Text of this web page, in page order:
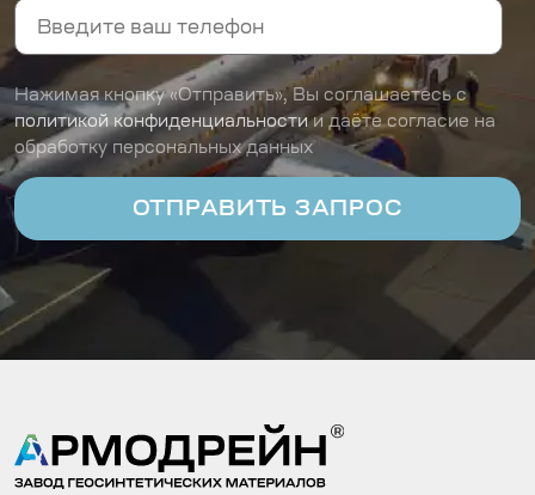
Нажимая кнопку «Отправить», Вы соглашаетесь с
политикой конфиденциальностии даёте согласие на
обработку персональных данных